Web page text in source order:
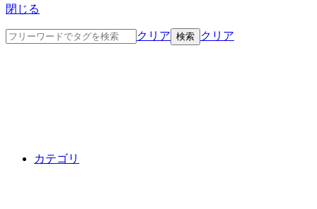
閉じる
クリア クリア
カテゴリ